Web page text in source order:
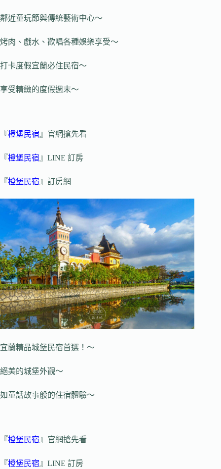
鄰近童玩節與傳統藝術中心～
烤肉、戲水、歡唱各種娛樂享受～
打卡度假宜蘭必住民宿～
享受精緻的度假週末～
『橙堡民宿』官網搶先看
『橙堡民宿』LINE 訂房
『橙堡民宿』訂房網
宜蘭精品城堡民宿首選！～
絕美的城堡外觀～
如童話故事般的住宿體驗～
『橙堡民宿 』官網搶先看
『橙堡民宿 』LINE 訂房